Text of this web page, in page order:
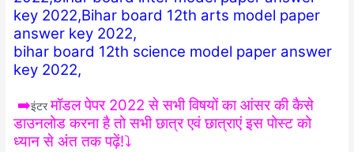
key 2022,Bihar board 12th arts model paper
answer key 2022,
bihar board 12th science model paper answer
key 2022,
➡️इंटरमॉडल पेपर 2022 से सभी विषयों का आंसर की कैसे
डाउनलोड करना है तो सभी छात्र एवं छात्राएं इस पोस्ट को
ध्यान से अंत तक पढ़ें!⤵️